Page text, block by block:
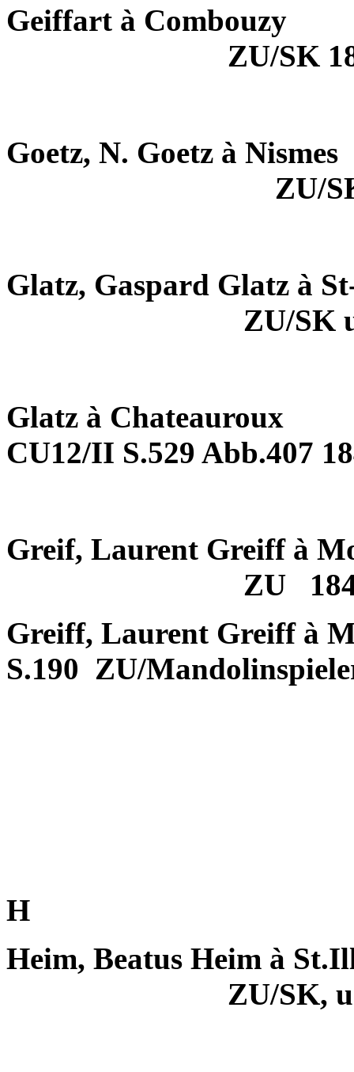
Geiffart à Combouzy
ZU/SK
Goetz, N. Goetz à Nismes
ZU/
Glatz, Gaspard Glatz à
ZU/SK
Glatz à Chateauroux
CU12/II S.529 Abb.407
Greif, Laurent Greiff à
ZU
Greiff, Laurent Greiff à
S.190 ZU/
H
Heim, Beatus Heim à
ZU/SK,